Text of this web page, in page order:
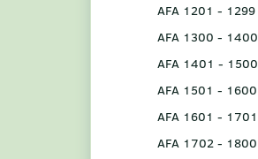
AFA 1201 - 1299
AFA 1300 - 1400
AFA 1401 - 1500
AFA 1501 - 1600
AFA 1601 - 1701
AFA 1702 - 1800